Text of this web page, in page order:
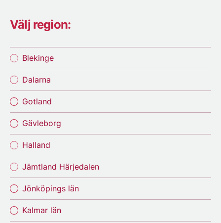
Välj region:
Blekinge
Dalarna
Gotland
Gävleborg
Halland
Jämtland Härjedalen
Jönköpings län
Kalmar län